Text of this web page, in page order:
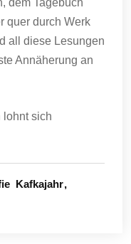
dem Tagebuch
quer durch Werk
all diese Lesungen
Annäherung an
lohnt sich
Kafkajahr